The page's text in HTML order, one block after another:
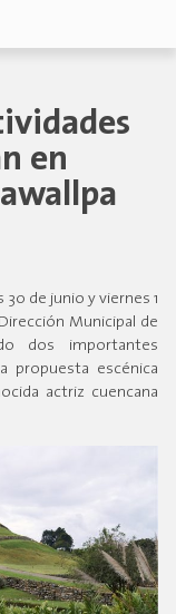
en
30 de junio y viernes 1
Municipal de
dos importantes
propuesta escénica
actriz cuencana